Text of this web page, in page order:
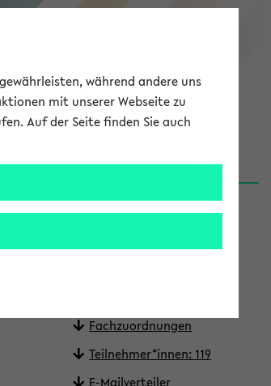
eKVV
Quicklinks
Fachzuordnungen
Teilnehmer*innen: 119
E-Mailverteiler
während andere uns
mit unserer Webseite zu
Auf der Seite finden Sie auch